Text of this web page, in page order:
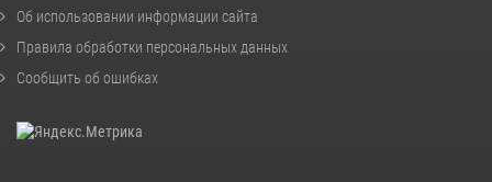
Об использовании информации сайта
Правила обработки персональных данных
Сообщить об ошибках